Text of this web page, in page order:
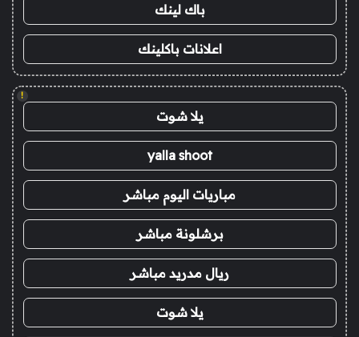
باك لينك
اعلانات باكلينك
!
يلا شوت
yalla shoot
مباريات اليوم مباشر
برشلونة مباشر
ريال مدريد مباشر
يلا شوت